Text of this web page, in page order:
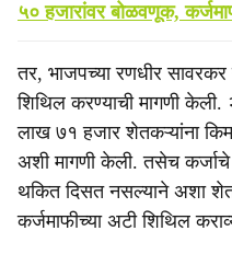
५० हजारांवर बोळवणूक,
तर, भाजपच्या रणधीर सावरकर
शिथिल करण्याची मागणी
लाख ७१ हजार शेतकऱ्यांना
अशी मागणी केली. तसेच
थकित दिसत नसल्याने अशा
कर्जमाफीच्या अटी शिथिल